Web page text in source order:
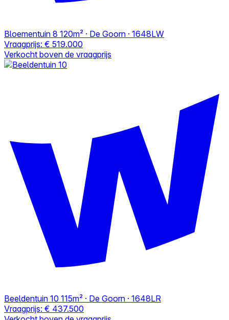
Bloementuin 8 120m² · De Goorn · 1648LW
Vraagprijs: € 519.000
Verkocht boven de vraagprijs
Beeldentuin 10 115m² · De Goorn · 1648LR
Vraagprijs: € 437.500